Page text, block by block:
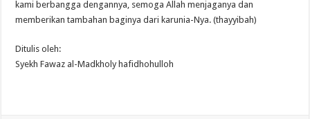
kami berbangga dengannya, semoga Allah menjaganya dan
memberikan tambahan baginya dari karunia-Nya. (thayyibah)
Ditulis oleh:
Syekh Fawaz al-Madkholy hafidhohulloh